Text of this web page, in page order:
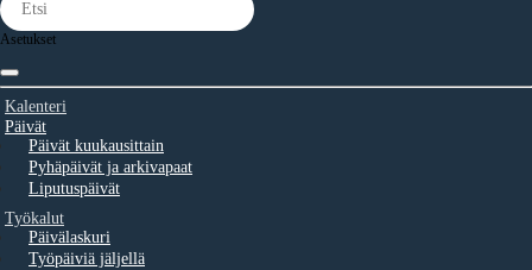
Asetukset
Kalenteri
Päivät
Päivät kuukausittain
Pyhäpäivät ja arkivapaat
Liputuspäivät
Työkalut
Päivälaskuri
Työpäiviä jäljellä